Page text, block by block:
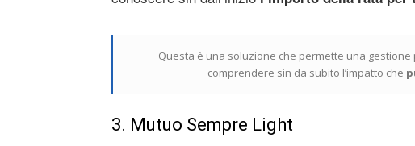
Questa è una soluzione che permette una
comprendere sin da subito l’impatto che
3. Mutuo Sempre Light